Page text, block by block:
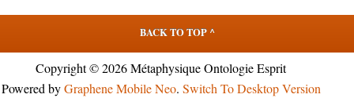
BACK TO TOP ^
Copyright © 2026 Métaphysique Ontologie Esprit
Powered byGraphene Mobile Neo. Switch To Desktop Version